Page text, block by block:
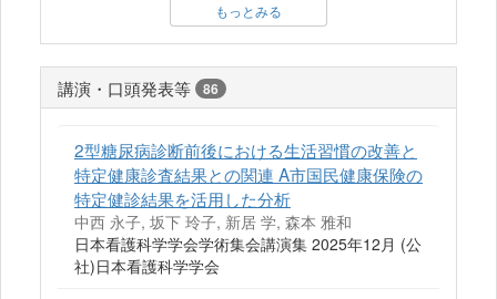
もっとみる
講演・口頭発表等 86
2型糖尿病診断前後における生活習慣の改善と
特定健康診査結果との関連 A市国民健康保険の
特定健診結果を活用した分析
中西 永子, 坂下 玲子, 新居 学, 森本 雅和
日本看護科学学会学術集会講演集 2025年12月 (公
社)日本看護科学学会